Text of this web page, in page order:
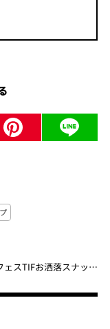
アイドルフェスTIFお洒落スナップ、『最高の教師』當真あみを熊谷隆志が撮影ほか【ファッションの人気記事 月間ベスト3】（2023年8月）